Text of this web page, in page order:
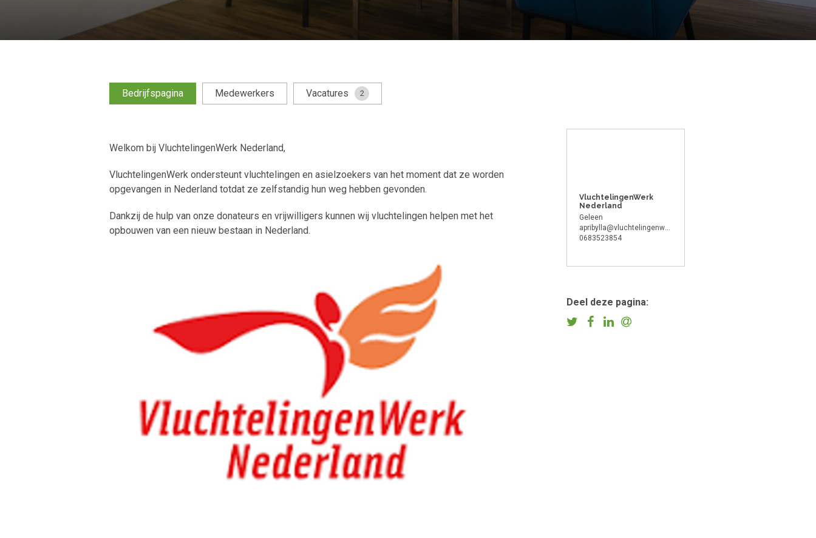
Bedrijfspagina Medewerkers Vacatures 2
Welkom bij VluchtelingenWerk Nederland,
VluchtelingenWerk ondersteunt vluchtelingen en asielzoekers van het moment dat ze worden
opgevangen in Nederland totdat ze zelfstandig hun weg hebben gevonden.
Dankzij de hulp van onze donateurs en vrijwilligers kunnen wij vluchtelingen helpen met het
opbouwen van een nieuw bestaan in Nederland.
VluchtelingenWerk
Nederland
Geleen
apribylla@vluchtelingenwerk.nl
0683523854
Deel deze pagina: